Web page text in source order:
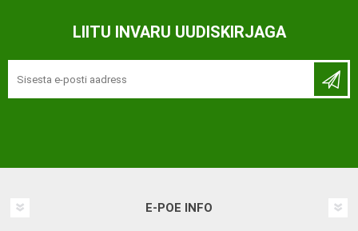
LIITU INVARU UUDISKIRJAGA
E-POE INFO